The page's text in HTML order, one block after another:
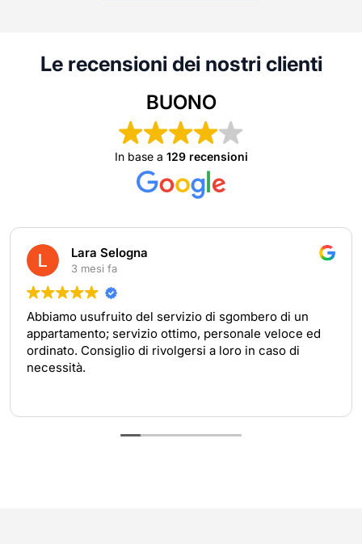
Le recensioni dei nostri clienti
BUONO
In base a 129 recensioni
Lara Selogna
3 mesi fa
Abbiamo usufruito del servizio di sgombero di un
appartamento; servizio ottimo, personale veloce ed
ordinato. Consiglio di rivolgersi a loro in caso di
necessità.